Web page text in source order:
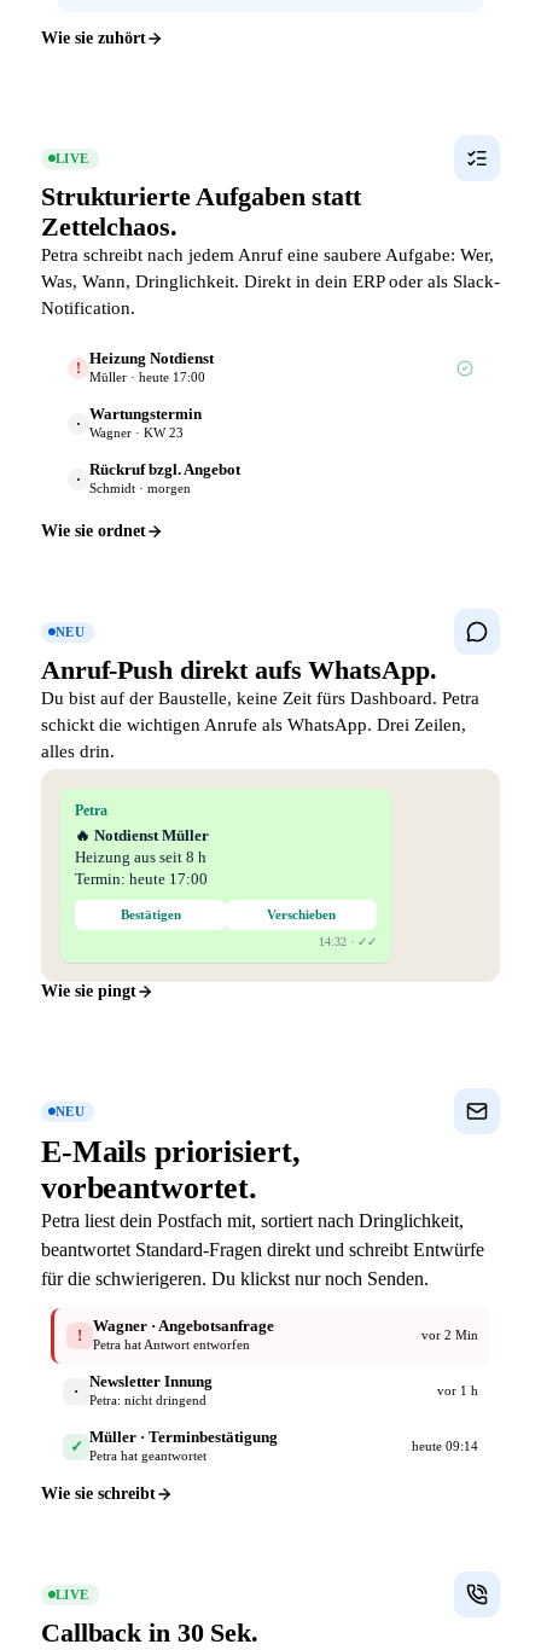
Wie sie zuhört
LIVE
Strukturierte Aufgaben statt
Zettelchaos.
Petra schreibt nach jedem Anruf eine saubere Aufgabe: Wer,
Was, Wann, Dringlichkeit. Direkt in dein ERP oder als Slack-
Notification.
!
Heizung Notdienst
Müller · heute 17:00
·
Wartungstermin
Wagner · KW 23
·
Rückruf bzgl. Angebot
Schmidt · morgen
Wie sie ordnet
NEU
Anruf-Push direktaufs WhatsApp.
Du bist auf der Baustelle, keine Zeit fürs Dashboard. Petra
schickt die wichtigen Anrufe als WhatsApp. Drei Zeilen,
alles drin.
Petra
🔥 Notdienst Müller
Heizung aus seit 8 h
Termin: heute 17:00
Bestätigen Verschieben
14:32 · ✓✓
Wie sie pingt
NEU
E-Mails priorisiert,
vorbeantwortet.
Petra liest dein Postfach mit, sortiert nach Dringlichkeit,
beantwortet Standard-Fragen direkt und schreibt Entwürfe
für die schwierigeren. Du klickst nur noch Senden.
! Wagner · Angebotsanfrage
Petra hat Antwort entworfen
vor 2 Min
· Newsletter Innung
Petra: nicht dringend
vor 1 h
✓ Müller · Terminbestätigung
Petra hat geantwortet
heute 09:14
Wie sie schreibt
LIVE
Callback in 30 Sek.